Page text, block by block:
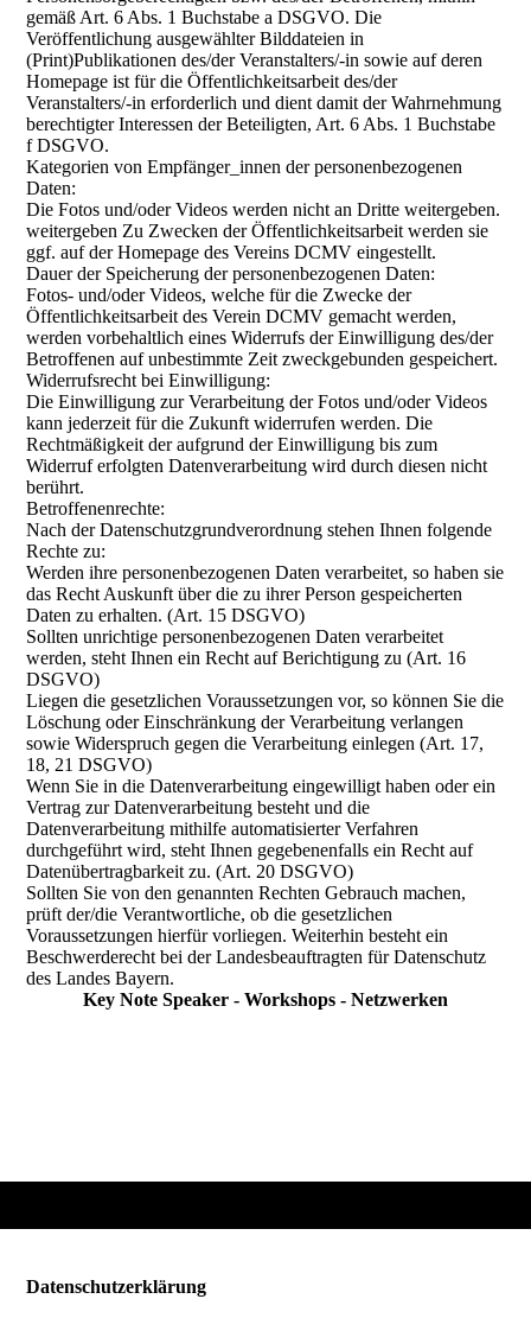
gemäß Art. 6 Abs. 1 Buchstabe a DSGVO. Die
Veröffentlichung ausgewählter Bilddateien in
(Print)Publikationen des/der Veranstalters/-in sowie auf deren
Homepage ist für die Öffentlichkeitsarbeit des/der
Veranstalters/-in erforderlich und dient damit der Wahrnehmung
berechtigter Interessen der Beteiligten, Art. 6 Abs. 1 Buchstabe
f DSGVO.
Kategorien von Empfänger_innen der personenbezogenen
Daten:
Die Fotos und/oder Videos werden nicht an Dritte weitergeben.
weitergeben Zu Zwecken der Öffentlichkeitsarbeit werden sie
ggf. auf der Homepage des Vereins DCMV eingestellt.
Dauer der Speicherung der personenbezogenen Daten:
Fotos- und/oder Videos, welche für die Zwecke der
Öffentlichkeitsarbeit des Verein DCMV gemacht werden,
werden vorbehaltlich eines Widerrufs der Einwilligung des/der
Betroffenen auf unbestimmte Zeit zweckgebunden gespeichert.
Widerrufsrecht bei Einwilligung:
Die Einwilligung zur Verarbeitung der Fotos und/oder Videos
kann jederzeit für die Zukunft widerrufen werden. Die
Rechtmäßigkeit der aufgrund der Einwilligung bis zum
Widerruf erfolgten Datenverarbeitung wird durch diesen nicht
berührt.
Betroffenenrechte:
Nach der Datenschutzgrundverordnung stehen Ihnen folgende
Rechte zu:
Werden ihre personenbezogenen Daten verarbeitet, so haben sie
das Recht Auskunft über die zu ihrer Person gespeicherten
Daten zu erhalten. (Art. 15 DSGVO)
Sollten unrichtige personenbezogenen Daten verarbeitet
werden, steht Ihnen ein Recht auf Berichtigung zu (Art. 16
DSGVO)
Liegen die gesetzlichen Voraussetzungen vor, so können Sie die
Löschung oder Einschränkung der Verarbeitung verlangen
sowie Widerspruch gegen die Verarbeitung einlegen (Art. 17,
18, 21 DSGVO)
Wenn Sie in die Datenverarbeitung eingewilligt haben oder ein
Vertrag zur Datenverarbeitung besteht und die
Datenverarbeitung mithilfe automatisierter Verfahren
durchgeführt wird, steht Ihnen gegebenenfalls ein Recht auf
Datenübertragbarkeit zu. (Art. 20 DSGVO)
Sollten Sie von den genannten Rechten Gebrauch machen,
prüft der/die Verantwortliche, ob die gesetzlichen
Voraussetzungen hierfür vorliegen. Weiterhin besteht ein
Beschwerderecht bei der Landesbeauftragten für Datenschutz
des Landes Bayern.
Key Note Speaker - Workshops - Netzwerken
Datenschutzerklärung